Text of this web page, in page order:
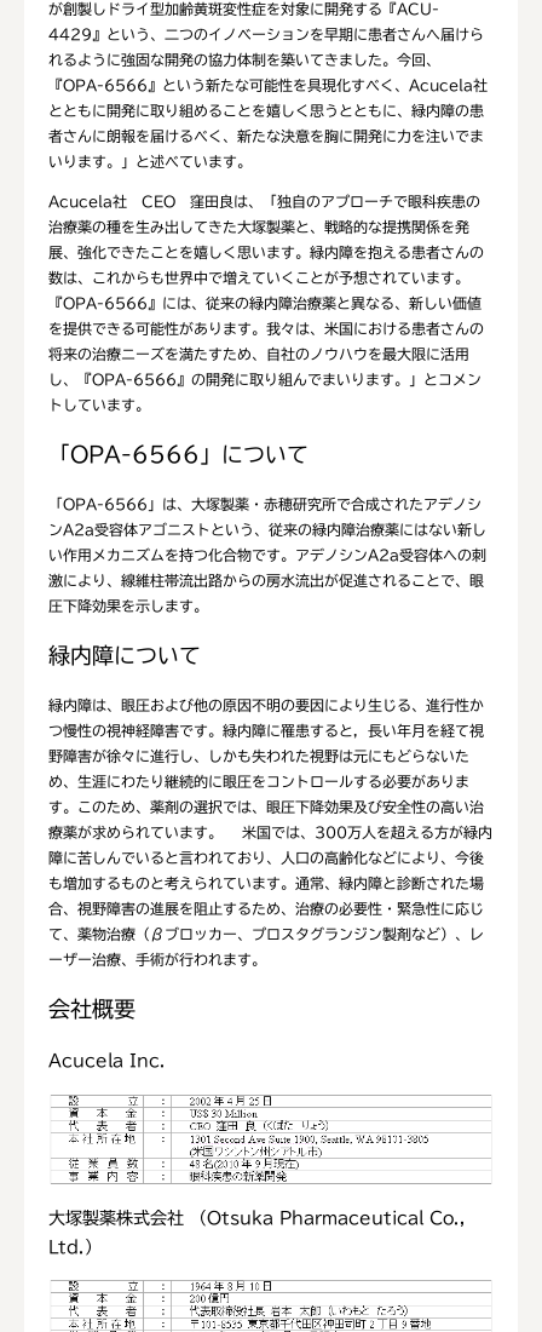
が創製しドライ型加齢黄斑変性症を対象に開発する『ACU-
4429』という、二つのイノベーションを早期に患者さんへ届けら
れるように強固な開発の協力体制を築いてきました。今回、
『OPA-6566』という新たな可能性を具現化すべく、Acucela社
とともに開発に取り組めることを嬉しく思うとともに、緑内障の患
者さんに朗報を届けるべく、新たな決意を胸に開発に力を注いでま
いります。」と述べています。
Acucela社 CEO 窪田良は、「独自のアプローチで眼科疾患の
治療薬の種を生み出してきた大塚製薬と、戦略的な提携関係を発
展、強化できたことを嬉しく思います。緑内障を抱える患者さんの
数は、これからも世界中で増えていくことが予想されています。
『OPA-6566』には、従来の緑内障治療薬と異なる、新しい価値
を提供できる可能性があります。我々は、米国における患者さんの
将来の治療ニーズを満たすため、自社のノウハウを最大限に活用
し、『OPA-6566』の開発に取り組んでまいります。」とコメン
トしています。
「OPA-6566」について
「OPA-6566」は、大塚製薬・赤穂研究所で合成されたアデノシ
ンA2a受容体アゴニストという、従来の緑内障治療薬にはない新し
い作用メカニズムを持つ化合物です。アデノシンA2a受容体への刺
激により、線維柱帯流出路からの房水流出が促進されることで、眼
圧下降効果を示します。
緑内障について
緑内障は、眼圧および他の原因不明の要因により生じる、進行性か
つ慢性の視神経障害です。緑内障に罹患すると，長い年月を経て視
野障害が徐々に進行し、しかも失われた視野は元にもどらないた
め、生涯にわたり継続的に眼圧をコントロールする必要がありま
す。このため、薬剤の選択では、眼圧下降効果及び安全性の高い治
療薬が求められています。 米国では、300万人を超える方が緑内
障に苦しんでいると言われており、人口の高齢化などにより、今後
も増加するものと考えられています。通常、緑内障と診断された場
合、視野障害の進展を阻止するため、治療の必要性・緊急性に応じ
て、薬物治療（βブロッカー、プロスタグランジン製剤など）、レ
ーザー治療、手術が行われます。
会社概要
Acucela Inc.
大塚製薬株式会社 （Otsuka Pharmaceutical Co.,
Ltd.）